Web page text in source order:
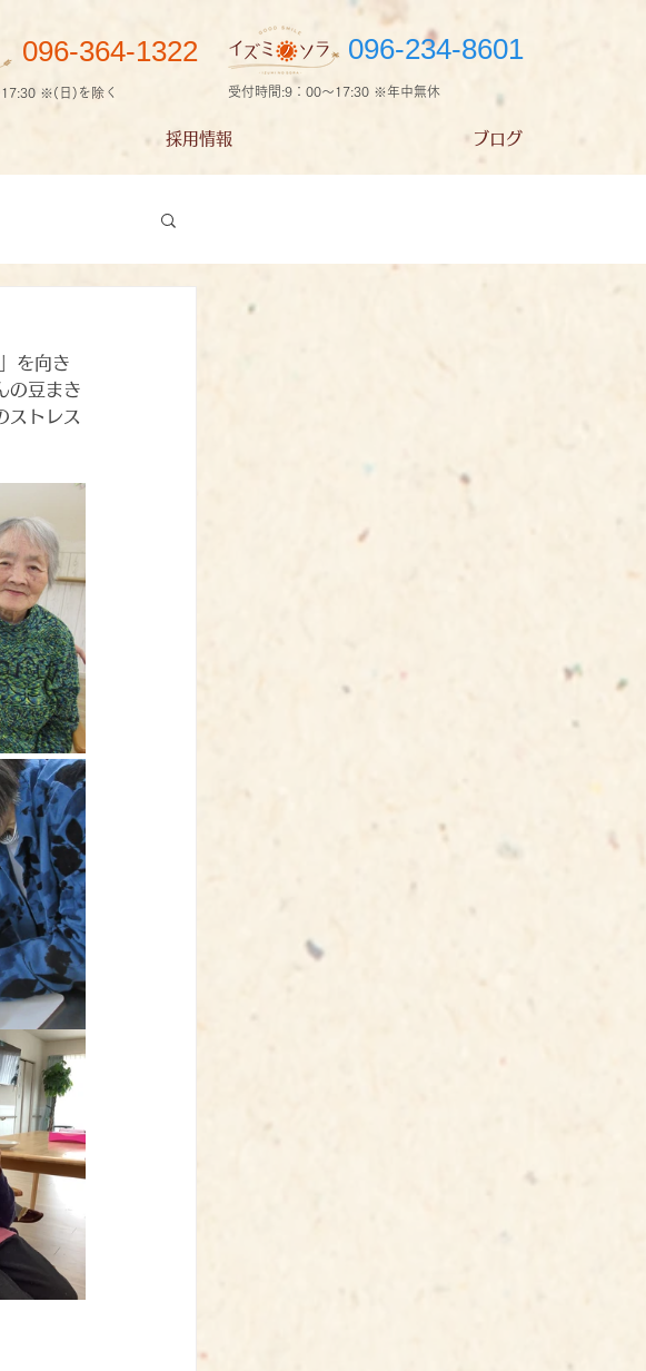
096-364-1322
※(日)を除く
096-234-8601
受付時間:9：00～17:30 ※年中無休
採用情報 ブログ
を向き
の豆まき
ストレス